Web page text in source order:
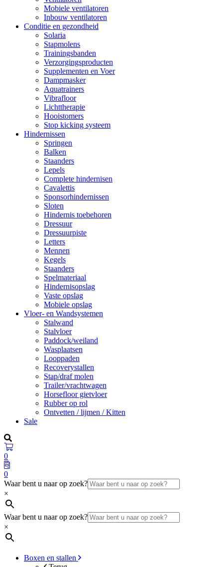
Mobiele ventilatoren
Inbouw ventilatoren
Conditie en gezondheid
Solaria
Stapmolens
Trainingsbanden
Verzorgingsproducten
Supplementen en Voer
Dampmasker
Aquatrainers
Vibrafloor
Lichttherapie
Hooistomers
Stop kicking systeem
Hindernissen
Springen
Balken
Staanders
Lepels
Complete hindernisen
Cavalettis
Sponsorhindernissen
Sloten
Hindernis toebehoren
Dressuur
Dressuurpiste
Letters
Mennen
Kegels
Staanders
Spelmateriaal
Hindernisopslag
Vaste opslag
Mobiele opslag
Vloer- en Wandsystemen
Stalwand
Stalvloer
Paddock/weiland
Wasplaatsen
Looppaden
Recoverystallen
Stap/draf molen
Trailer/vrachtwagen
Horsefloor gietvloer
Rubber op rol
Ontvetten / lijmen / Kitten
Sale
0
0
Waar bent u naar op zoek?
×
Waar bent u naar op zoek?
×
Boxen en stallen